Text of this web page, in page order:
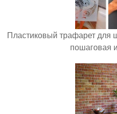
Пластиковый трафарет для
пошаговая